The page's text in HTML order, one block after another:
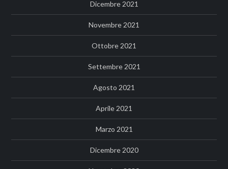
Dicembre 2021
Novembre 2021
Ottobre 2021
Settembre 2021
Agosto 2021
Aprile 2021
Marzo 2021
Dicembre 2020